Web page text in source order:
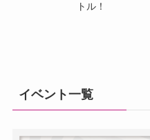
トル！
イベント一覧